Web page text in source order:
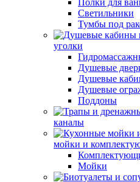
Полки для
Светильники
Тумбы под
уголки
Душевые
Душевые
Душевые
Поддоны
каналы
мойки и
Мойки